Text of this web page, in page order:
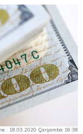
: 18.03.2020 Çarşamba 16:38